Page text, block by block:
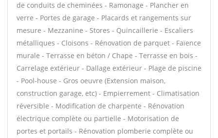
de conduits de cheminées - Ramonage - Plancher en
verre - Portes de garage - Placards et rangements sur
mesure - Mezzanine - Stores - Quincaillerie - Escaliers
métalliques - Cloisons - Rénovation de parquet - Faïence
murale - Terrasse en béton / Chape - Terrasse en bois -
Carrelage extérieur - Dallage extérieur - Plage de piscine
- Pool-house - Gros oeuvre (Extension maison,
construction garage, etc) - Empierrement - Climatisation
réversible - Modification de charpente - Rénovation
électrique complète ou partielle - Motorisation de
portes et portails - Rénovation plomberie complète ou